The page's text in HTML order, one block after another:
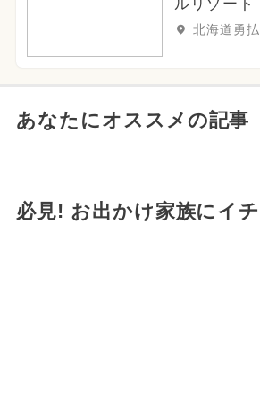
ルリゾート
北海道勇
あなたにオススメの記事
必見! お出かけ家族にイ